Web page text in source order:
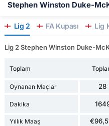
Stephen Winston Duke-
Lig 2 FA Kupası Lig
Lig 2 Stephen Winston Duke-
Toplam
Oynanan Maçlar 28
Dakika
Yıllık Maaş